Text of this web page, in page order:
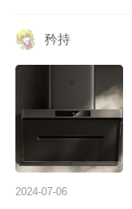
矜持
2024-07-06